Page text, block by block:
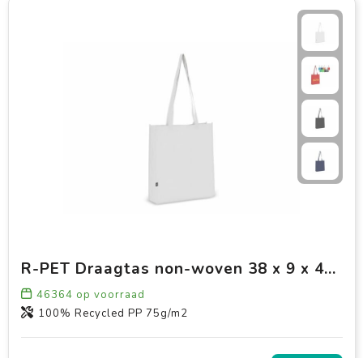
R-PET Draagtas non-woven 38 x 9 x 42cm 75g/m²
46364 op voorraad
100% Recycled PP 75g/m2